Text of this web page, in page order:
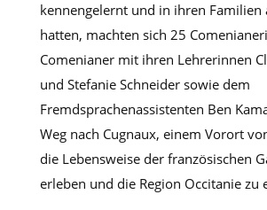
kennengelernt und in ihren Familien
hatten, machten sich 25
Comenianer mit ihren Lehrerinnen
und Stefanie Schneider sowie dem
Fremdsprachenassistenten Ben
Weg nach Cugnaux, einem Vorort
die Lebensweise der französischen
erleben und die Region Occitanie zu